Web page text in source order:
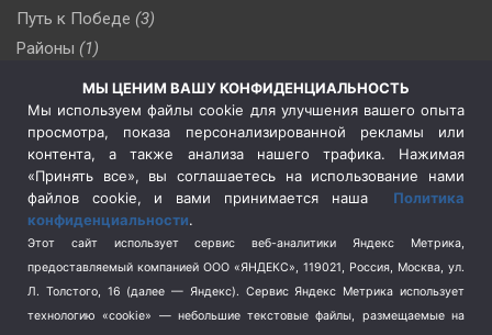
Путь к Победе (3)
Районы (1)
(510)
Сельское хозяйство (3)
Социальная политика
(3)
Спецоперация в Украине
Спецоперация на Украине
(404)
Спорт (740)
Терроризм (1)
Транспорт (262)
МЫ ЦЕНИМ ВАШУ КОНФИДЕНЦИАЛЬНОСТЬ
Мы используем файлы cookie для улучшения вашего опыта
просмотра, показа персонализированной рекламы или
контента, а также анализа нашего трафика. Нажимая
«Принять все», вы соглашаетесь на использование нами
файлов cookie, и вами принимается наша Политика
конфиденциальности.
Этот сайт использует сервис веб-аналитики Яндекс Метрика,
предоставляемый компанией ООО «ЯНДЕКС», 119021, Россия, Москва, ул.
Л. Толстого, 16 (далее — Яндекс). Сервис Яндекс Метрика использует
технологию «cookie» — небольшие текстовые файлы, размещаемые на